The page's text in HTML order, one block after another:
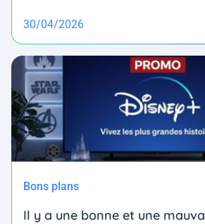
30/04/2026
Bons plans
Il y a une bonne et une